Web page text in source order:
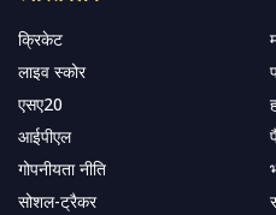
क्रिकेट
लाइव स्कोर
एसए20
आईपीएल
गोपनीयता नीति
सोशल-ट्रैकर